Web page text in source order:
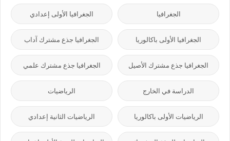
الجغرافيا الجغرافيا الأولى إعدادي
الجغرافيا الأولى باكالوريا الجغرافيا جذع مشترك آداب
الجغرافيا جذع مشترك الأصيل الجغرافيا جذع مشترك علمي
الدراسة في الخارج الرياضيات
الرياضيات الأولى باكالوريا الرياضيات الثانية إعدادي